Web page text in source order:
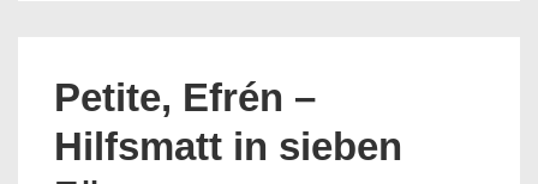
Petite, Efrén –
Hilfsmatt in sieben